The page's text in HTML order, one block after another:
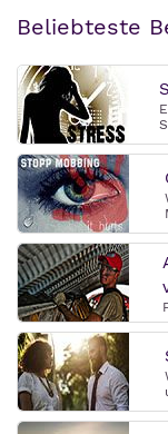
Beliebteste